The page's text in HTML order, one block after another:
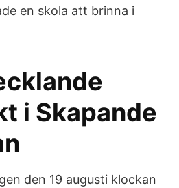
en skola att brinna i
i Skapande
den 19 augusti klockan